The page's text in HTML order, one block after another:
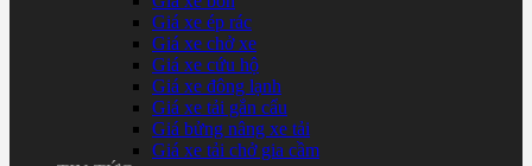
Giá xe ép rác
Giá xe chở xe
Giá xe cứu hộ
Giá xe đông lạnh
Giá xe tải gắn cẩu
Giá bửng nâng xe tải
Giá xe tải chở gia cầm